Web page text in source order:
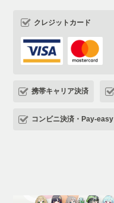
クレジットカード
携帯キャリア決済
コンビニ決済・Pay-easy